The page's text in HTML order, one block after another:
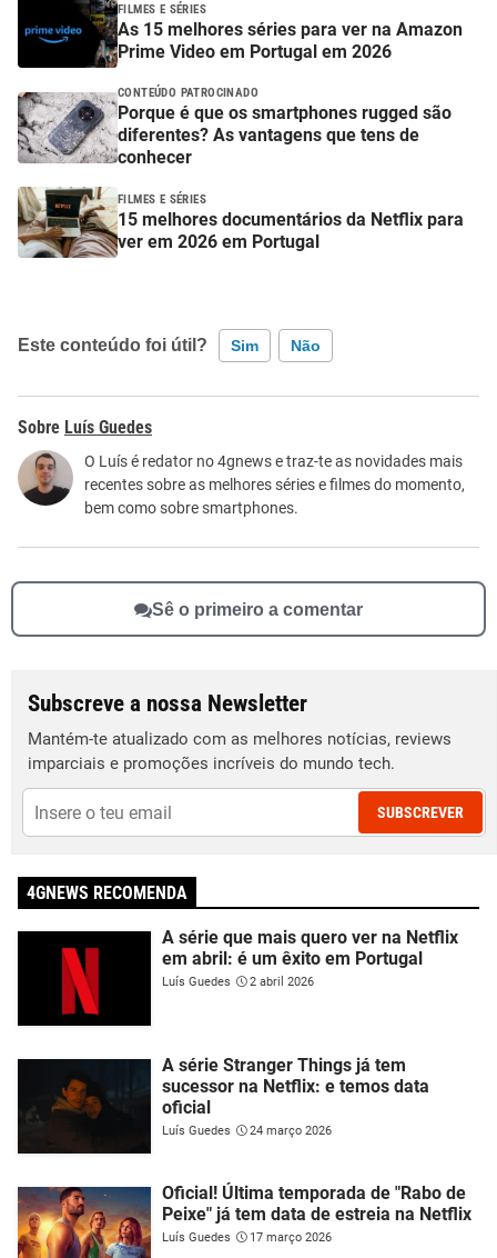
FILMES E SÉRIES
As 15 melhores séries para ver na Amazon
Prime Video em Portugal em 2026
CONTEÚDO PATROCINADO
Porque é que os smartphones rugged são
diferentes? As vantagens que tens de
conhecer
FILMES E SÉRIES
15 melhores documentários da Netflix para
ver em 2026 em Portugal
Este conteúdo foi útil? Sim Não
Este conteúdo contém informação incorreta
Este conteúdo não tem a informação que procuro
Outro
Luís Guedes
O Luís é redator no 4gnews e traz-te as novidades mais
recentes sobre as melhores séries e filmes do momento,
bem como sobre smartphones.
Sê o primeiro a comentar
Subscreve a nossa Newsletter
Mantém-te atualizado com as melhores notícias, reviews
imparciais e promoções incríveis do mundo tech.
SUBSCREVER
4GNEWS RECOMENDA
A série que mais quero ver na Netflix
em abril: é um êxito em Portugal
Luís Guedes 2 abril 2026
A série Stranger Things já tem
sucessor na Netflix: e temos data
oficial
Luís Guedes 24 março 2026
Oficial! Última temporada de "Rabo de
Peixe" já tem data de estreia na Netflix
Luís Guedes 17 março 2026